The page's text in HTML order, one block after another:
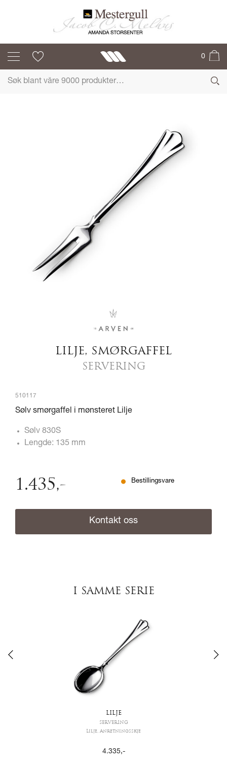
0
LILJE, SMØRGAFFEL
SERVERING
510117
Sølv smørgaffel i mønsteret Lilje
Sølv 830S
Lengde: 135 mm
1.435,- Bestillingsvare
Kontakt oss
I SAMME SERIE
LILJE
SERVERING
Lilje, Anretningsskje
4.335,-
LILJE